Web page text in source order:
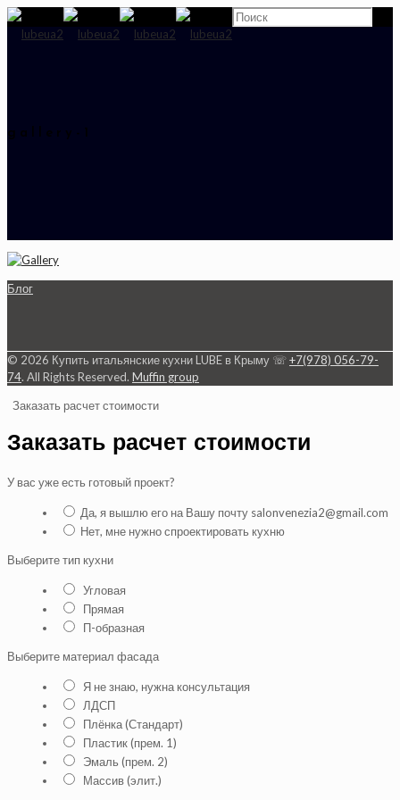
gallery-1
Блог
© 2026 Купить итальянские кухни LUBE в Крыму ☏+7(978) 056-79-
74. All Rights Reserved. Muffin group
Заказать расчет стоимости
Заказать расчет стоимости
У вас уже есть готовый проект?
Да, я вышлю его на Вашу почту salonvenezia2@gmail.com
Нет, мне нужно спроектировать кухню
Выберите тип кухни
Угловая
Прямая
П-образная
Выберите материал фасада
Я не знаю, нужна консультация
ЛДСП
Плёнка (Стандарт)
Пластик (прем. 1)
Эмаль (прем. 2)
Массив (элит.)